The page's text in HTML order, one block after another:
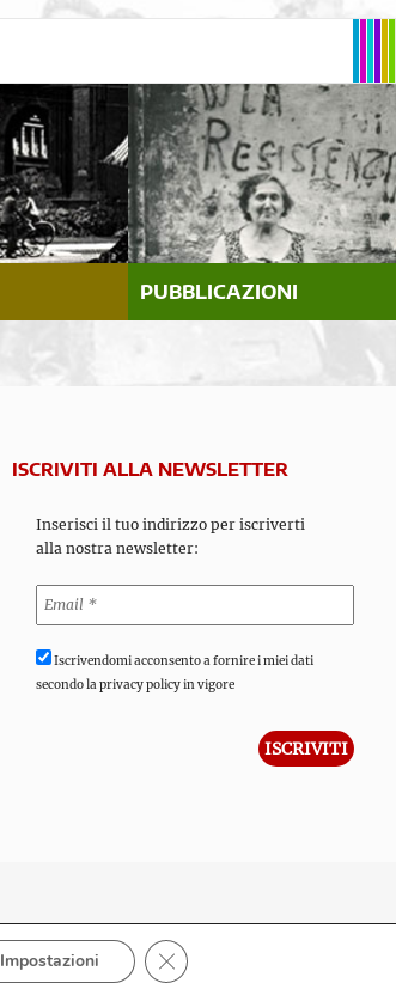
PUBBLICAZIONI
ISCRIVITI ALLA NEWSLETTER
Inserisci il tuo indirizzo per iscriverti
alla nostra newsletter:
Iscrivendomi acconsento a fornire i miei dati
secondo la privacy policy in vigore
Impostazioni Close GDPR Cookie Banner